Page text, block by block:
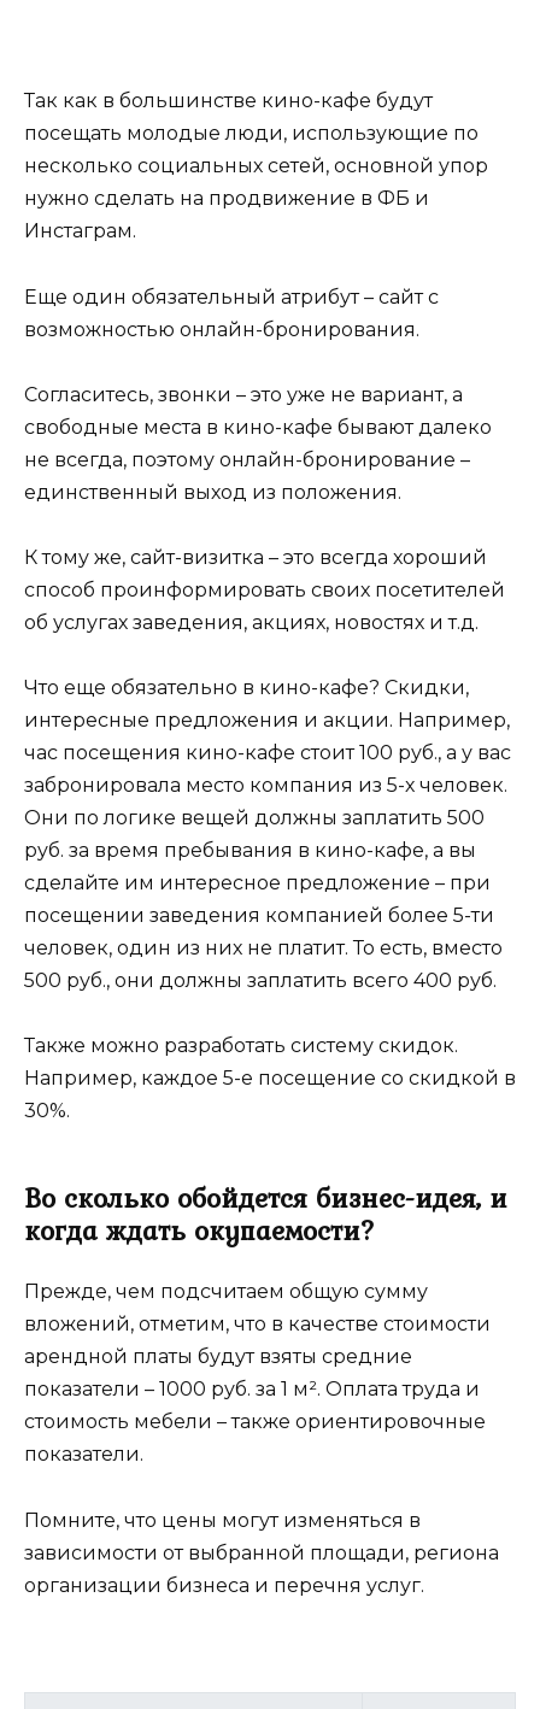
Так как в большинстве кино-кафе будут
посещать молодые люди, использующие по
несколько социальных сетей, основной упор
нужно сделать на продвижение в ФБ и
Инстаграм.
Еще один обязательный атрибут – сайт с
возможностью онлайн-бронирования.
Согласитесь, звонки – это уже не вариант, а
свободные места в кино-кафе бывают далеко
не всегда, поэтому онлайн-бронирование –
единственный выход из положения.
К тому же, сайт-визитка – это всегда хороший
способ проинформировать своих посетителей
об услугах заведения, акциях, новостях и т.д.
Что еще обязательно в кино-кафе? Скидки,
интересные предложения и акции. Например,
час посещения кино-кафе стоит 100 руб., а у вас
забронировала место компания из 5-х человек.
Они по логике вещей должны заплатить 500
руб. за время пребывания в кино-кафе, а вы
сделайте им интересное предложение – при
посещении заведения компанией более 5-ти
человек, один из них не платит. То есть, вместо
500 руб., они должны заплатить всего 400 руб.
Также можно разработать систему скидок.
Например, каждое 5-е посещение со скидкой в
30%.
Во сколько обойдется бизнес-идея, и
когда ждать окупаемости?
Прежде, чем подсчитаем общую сумму
вложений, отметим, что в качестве стоимости
арендной платы будут взяты средние
показатели – 1000 руб. за 1 м². Оплата труда и
стоимость мебели – также ориентировочные
показатели.
Помните, что цены могут изменяться в
зависимости от выбранной площади, региона
организации бизнеса и перечня услуг.